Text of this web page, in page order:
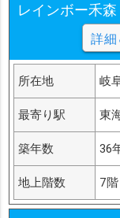
レインボー禾森
詳細
所在地 岐
最寄り駅 東
築年数 36
地上階数 7階